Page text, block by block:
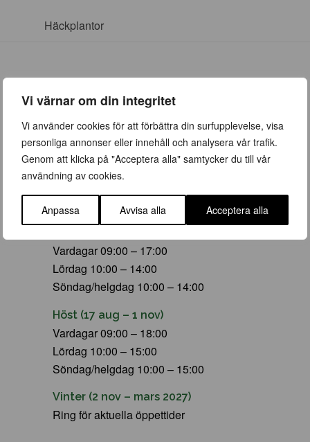
Vi värnar om din integritet
Vi använder cookies för att förbättra din surfupplevelse, visa
personliga annonser eller innehåll och analysera vår trafik.
Genom att klicka på "Acceptera alla" samtycker du till vår
användning av cookies.
Anpassa Avvisa alla Acceptera alla
Häckplantor
ÖPPETTIDER
Vår (23 mars – 28 juni)
Vardagar 09:00 – 19:00
Lördag 10:00 – 16:00
Söndag/helgdag 10:00 – 16:00
Vardagar 09:00 – 17:00
Lördag 10:00 – 14:00
Söndag/helgdag 10:00 – 14:00
Höst (17 aug – 1 nov)
Vardagar 09:00 – 18:00
Lördag 10:00 – 15:00
Söndag/helgdag 10:00 – 15:00
Vinter (2 nov – mars 2027)
Ring för aktuella öppettider